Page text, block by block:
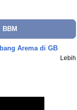
BBM
Arema di GB
Lebih